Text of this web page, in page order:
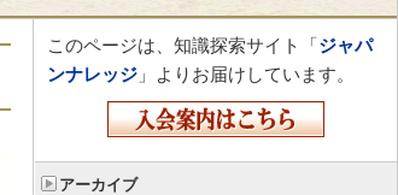
このページは、知識探索サイト「ジャパ
ンナレッジ 」よりお届けしています。
アーカイブ